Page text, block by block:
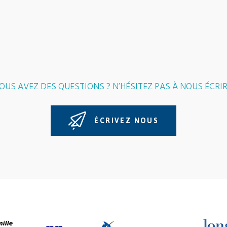
AVEZ DES QUESTIONS ? N’HÉSITEZ PAS À NOUS
ÉCRIVEZ NOUS